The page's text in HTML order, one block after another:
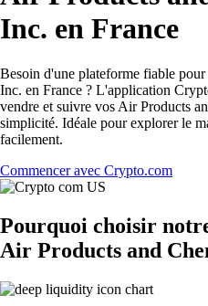
Inc. en France
Besoin d'une plateforme fiable
Inc. en France ? L'application
vendre et suivre vos Air Products
simplicité. Idéale pour explorer le
facilement.
Commencer avec Crypto.com
Pourquoi choisir
Air Products and